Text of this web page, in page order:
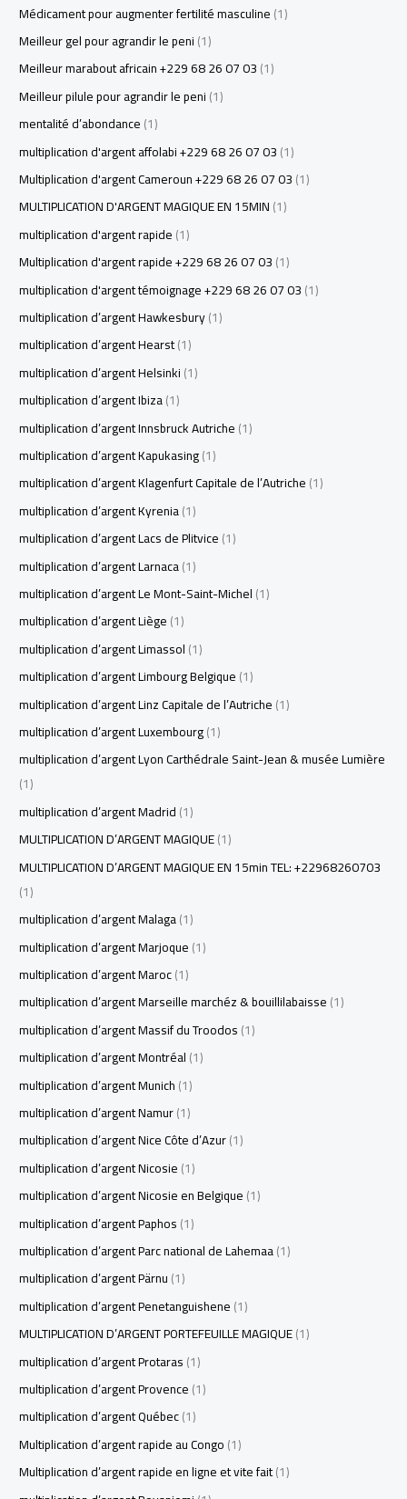
Médicament pour augmenter fertilité masculine(1)
Meilleur gel pour agrandir le peni(1)
Meilleur marabout africain +229 68 26 07 03(1)
Meilleur pilule pour agrandir le peni(1)
mentalité d’abondance(1)
multiplication d'argent affolabi +229 68 26 07 03(1)
Multiplication d'argent Cameroun +229 68 26 07 03(1)
MULTIPLICATION D'ARGENT MAGIQUE EN 15MIN(1)
multiplication d'argent rapide(1)
Multiplication d'argent rapide +229 68 26 07 03(1)
multiplication d'argent témoignage +229 68 26 07 03(1)
multiplication d’argent Hawkesbury(1)
multiplication d’argent Hearst(1)
multiplication d’argent Helsinki(1)
multiplication d’argent Ibiza(1)
multiplication d’argent Innsbruck Autriche(1)
multiplication d’argent Kapukasing(1)
multiplication d’argent Klagenfurt Capitale de l’Autriche(1)
multiplication d’argent Kyrenia(1)
multiplication d’argent Lacs de Plitvice(1)
multiplication d’argent Larnaca(1)
multiplication d’argent Le Mont-Saint-Michel(1)
multiplication d’argent Liège(1)
multiplication d’argent Limassol(1)
multiplication d’argent Limbourg Belgique(1)
multiplication d’argent Linz Capitale de l’Autriche(1)
multiplication d’argent Luxembourg(1)
multiplication d’argent Lyon Carthédrale Saint-Jean & musée Lumière
(1)
multiplication d’argent Madrid(1)
MULTIPLICATION D’ARGENT MAGIQUE(1)
MULTIPLICATION D’ARGENT MAGIQUE EN 15min TEL: +22968260703
(1)
multiplication d’argent Malaga(1)
multiplication d’argent Marjoque(1)
multiplication d’argent Maroc(1)
multiplication d’argent Marseille marchéz & bouillilabaisse(1)
multiplication d’argent Massif du Troodos(1)
multiplication d’argent Montréal(1)
multiplication d’argent Munich(1)
multiplication d’argent Namur(1)
multiplication d’argent Nice Côte d’Azur(1)
multiplication d’argent Nicosie(1)
multiplication d’argent Nicosie en Belgique(1)
multiplication d’argent Paphos(1)
multiplication d’argent Parc national de Lahemaa(1)
multiplication d’argent Pärnu(1)
multiplication d’argent Penetanguishene(1)
MULTIPLICATION D’ARGENT PORTEFEUILLE MAGIQUE(1)
multiplication d’argent Protaras(1)
multiplication d’argent Provence(1)
multiplication d’argent Québec(1)
Multiplication d’argent rapide au Congo(1)
Multiplication d’argent rapide en ligne et vite fait(1)